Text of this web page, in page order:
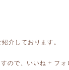
介しております。
ので、いいね + フ